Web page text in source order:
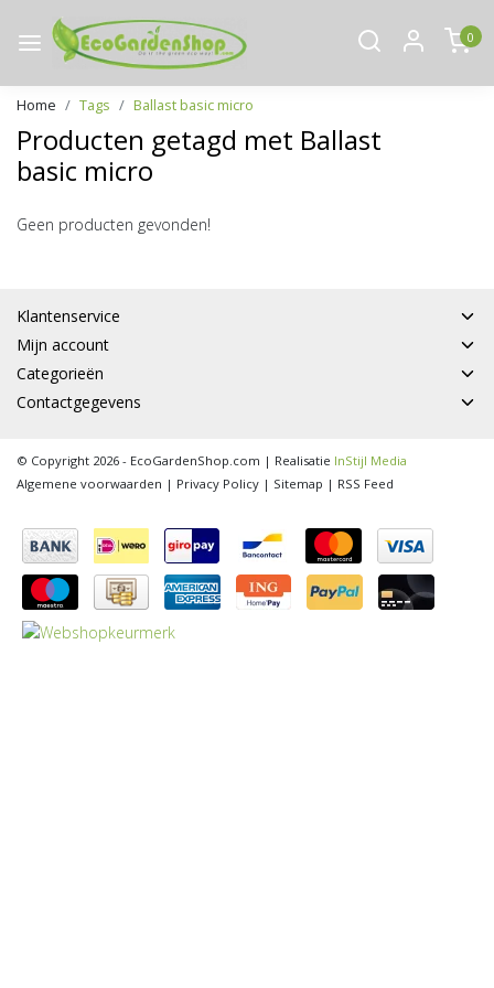
0
Home Tags Ballast basic micro
Producten getagd met Ballast
basic micro
Geen producten gevonden!
Klantenservice
Mijn account
Categorieën
Contactgegevens
© Copyright 2026 - EcoGardenShop.com | Realisatie InStijl Media
Algemene voorwaarden | Privacy Policy | Sitemap | RSS Feed